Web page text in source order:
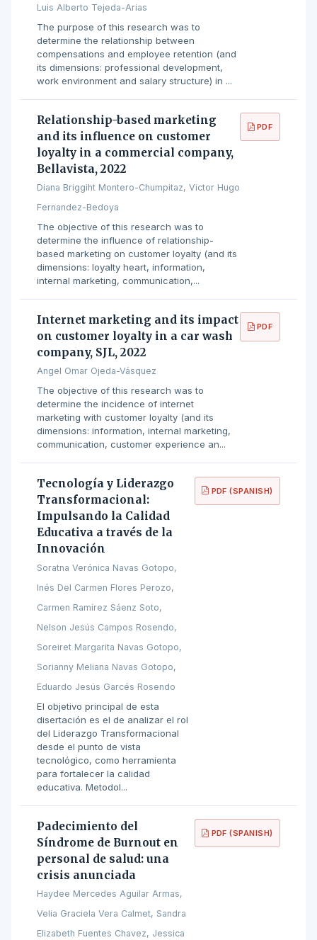
Luis Alberto Tejeda-Arias
The purpose of this research was to
determine the relationship between
compensations and employee retention (and
its dimensions: professional development,
work environment and salary structure) in ...
Relationship-based marketing
and its influence on customer
loyalty in a commercial company,
Bellavista, 2022
Diana Briggiht Montero-Chumpitaz, Victor Hugo
Fernandez-Bedoya
The objective of this research was to
determine the influence of relationship-
based marketing on customer loyalty (and its
dimensions: loyalty heart, information,
internal marketing, communication,...
PDF
Internet marketing and its impact
on customer loyalty in a car wash
company, SJL, 2022
Angel Omar Ojeda-Vásquez
The objective of this research was to
determine the incidence of internet
marketing with customer loyalty (and its
dimensions: information, internal marketing,
communication, customer experience an...
PDF
Tecnología y Liderazgo
Transformacional:
Impulsando la Calidad
Educativa a través de la
Innovación
Soratna Verónica Navas Gotopo,
Inés Del Carmen Flores Perozo,
Carmen Ramírez Sáenz Soto,
Nelson Jesús Campos Rosendo,
Soreiret Margarita Navas Gotopo,
Sorianny Meliana Navas Gotopo,
Eduardo Jesús Garcés Rosendo
El objetivo principal de esta
disertación es el de analizar el rol
del Liderazgo Transformacional
desde el punto de vista
tecnológico, como herramienta
para fortalecer la calidad
educativa. Metodol...
PDF (SPANISH)
Padecimiento del
Síndrome de Burnout en
personal de salud: una
crisis anunciada
Haydee Mercedes Aguilar Armas,
Velia Graciela Vera Calmet, Sandra
Elizabeth Fuentes Chavez, Jessica
PDF (SPANISH)